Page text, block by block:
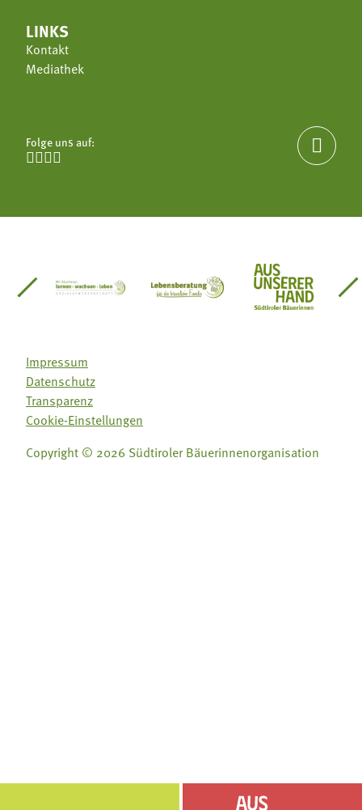
LINKS
Kontakt
Mediathek
Folge uns auf:


Südtirol
Gärtnervereinigung
Sozialgenossenschaft Mit Bäuerinnen lernen -
Lebensberatung für dieAus unserer
Impressum
Datenschutz
Transparenz
Cookie-Einstellungen
Copyright © 2026 Südtiroler Bäuerinnenorganisation